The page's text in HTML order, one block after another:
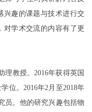
兴趣的课题与技术进行交
对学术交流的内容有了更
理教授。 2016年获得英国
位。
2016年2 月至2018年
员。他的研究兴趣包括物